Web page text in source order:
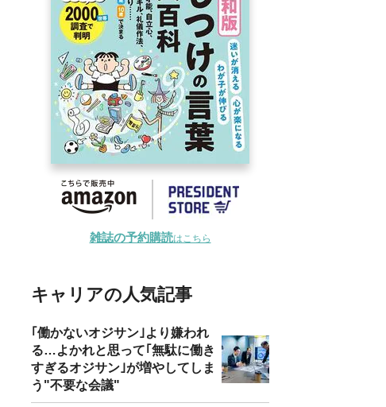
雑誌の予約購読はこちら
キャリアの人気記事
｢働かないオジサン｣より嫌われ
る…よかれと思って｢無駄に働き
すぎるオジサン｣が増やしてしま
う"不要な会議"